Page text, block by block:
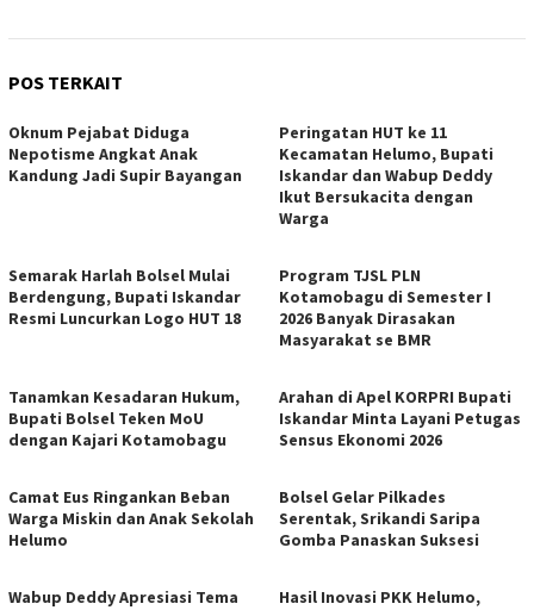
POS TERKAIT
Oknum Pejabat Diduga
Nepotisme Angkat Anak
Kandung Jadi Supir Bayangan
Peringatan HUT ke 11
Kecamatan Helumo, Bupati
Iskandar dan Wabup Deddy
Ikut Bersukacita dengan
Warga
Semarak Harlah Bolsel Mulai
Berdengung, Bupati Iskandar
Resmi Luncurkan Logo HUT 18
Program TJSL PLN
Kotamobagu di Semester I
2026 Banyak Dirasakan
Masyarakat se BMR
Tanamkan Kesadaran Hukum,
Bupati Bolsel Teken MoU
dengan Kajari Kotamobagu
Arahan di Apel KORPRI Bupati
Iskandar Minta Layani Petugas
Sensus Ekonomi 2026
Camat Eus Ringankan Beban
Warga Miskin dan Anak Sekolah
Helumo
Bolsel Gelar Pilkades
Serentak, Srikandi Saripa
Gomba Panaskan Suksesi
Wabup Deddy Apresiasi Tema
Hasil Inovasi PKK Helumo,